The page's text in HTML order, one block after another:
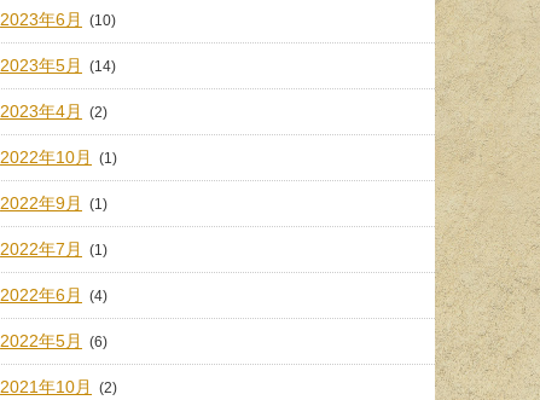
2023年6月 (10)
2023年5月 (14)
2023年4月 (2)
2022年10月 (1)
2022年9月 (1)
2022年7月 (1)
2022年6月 (4)
2022年5月 (6)
2021年10月 (2)